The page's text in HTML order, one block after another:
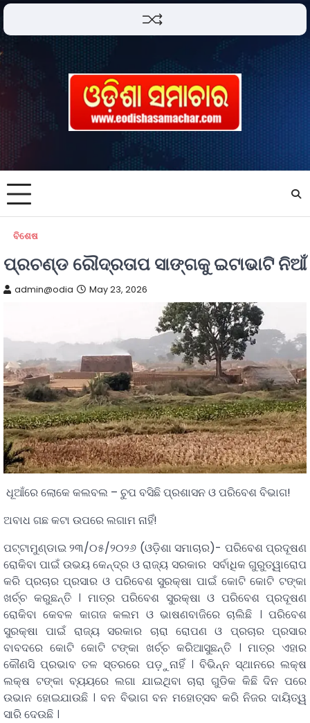
ବିଶେଷ
ପ୍ରଚଣ୍ଡ ରୌଦ୍ରତାପ ସାଙ୍ଗକୁ ଇଟାଭାଟି ନିଆଁ
admin@odia May 23, 2026
ଧୂଆଁରେ ଲୋକେ କଲବଲ – ଚୁପ ବସିଛି ପ୍ରଶାସନ ଓ ପରିବେଶ ବିଭାଗ!
ଅବାଧ ଗଛ କଟା ଉପରେ ଲଗାମ ନାହିଁ!
ପଟ୍ଟାମୁଣ୍ଡାଇ ୨୩/୦୫/୨୦୨୬ (ଓଡ଼ିଶା ସମାଚାର)- ପରିବେଶ ପ୍ରଦୂଷଣ
ରୋକିବା ପାଇଁ ଉଭୟ କେନ୍ଦ୍ର ଓ ରାଜ୍ୟ ସରକାର ସର୍ବାଧିକ ଗୁରୁତ୍ୱାରୋପ
କରି ପ୍ରଚାର ପ୍ରସାର ଓ ପରିବେଶ ସୁରକ୍ଷା ପାଇଁ କୋଟି କୋଟି ଟଙ୍କା
ଖର୍ଚ୍ଚ କରୁଛନ୍ତି । ମାତ୍ର ପରିବେଶ ସୁରକ୍ଷା ଓ ପରିବେଶ ପ୍ରଦୂଷଣ
ରୋକିବା କେବଳ କାଗଜ କଲମ ଓ ଭାଷଣବାଜିରେ ଚାଲିଛି । ପରିବେଶ
ସୁରକ୍ଷା ପାଇଁ ରାଜ୍ୟ ସରକାର ଚାରା ରୋପଣ ଓ ପ୍ରଚାର ପ୍ରସାର
ବାବଦରେ କୋଟି କୋଟି ଟଙ୍କା ଖର୍ଚ୍ଚ କରିଆସୁଛନ୍ତି । ମାତ୍ର ଏହାର
କୌଣସି ପ୍ରଭାବ ତଳ ସ୍ତରରେ ପଡ଼ୁନାହିଁ । ବିଭିନ୍ନ ସ୍ଥାନରେ ଲକ୍ଷ
ଲକ୍ଷ ଟଙ୍କା ବ୍ୟୟରେ ଲଗା ଯାଇଥିବା ଚାରା ଗୁଡିକ କିଛି ଦିନ ପରେ
ଉଭାନ ହୋଇଯାଉଛି । ବନ ବିଭାଗ ବନ ମହୋତ୍ସବ କରି ନିଜର ଦାୟିତ୍ୱ
ସାରି ଦେଉଛି ।